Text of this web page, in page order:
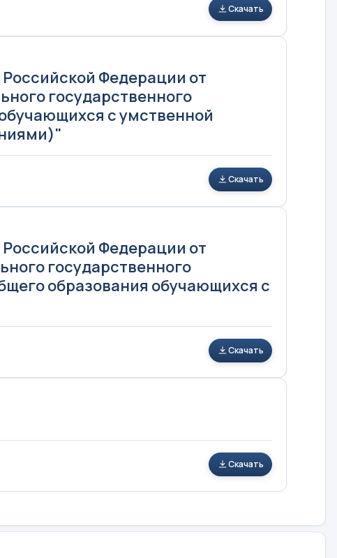
Скачать
Федерации от
государственного
с умственной
Скачать
Федерации от
государственного
образования обучающихся с
Скачать
Скачать